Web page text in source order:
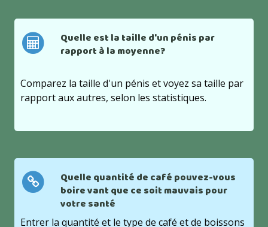
Quelle est la taille d'un pénis par
rapport à la moyenne?
Comparez la taille d'un pénis et voyez sa taille par
rapport aux autres, selon les statistiques.
Quelle quantité de café pouvez-vous
boire vant que ce soit mauvais pour
votre santé
Entrer la quantité et le type de café et de boissons